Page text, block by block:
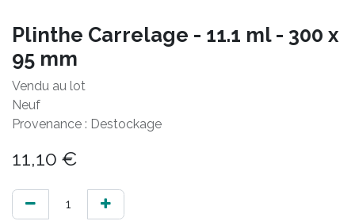
Plinthe Carrelage - 11.1 ml - 300 x
95 mm
Vendu au lot
Neuf
Provenance : Destockage
11,10 €